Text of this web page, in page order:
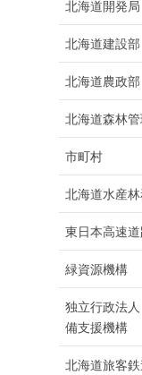
北海道開発局
北海道建設部
北海道農政部
北海道森林
市町村
北海道水産
東日本高速
緑資源機構
独立行政法
備支援機構
北海道旅客